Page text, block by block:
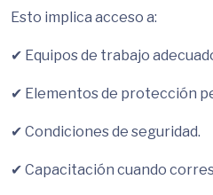
Esto implica acceso a:
✔ Equipos de trabajo
✔ Elementos de protección
✔ Condiciones de seguridad.
✔ Capacitación cuando